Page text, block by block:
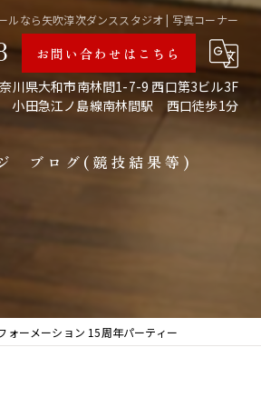
ルなら矢吹淳次ダンススタジオ | 写真コーナー
お問い合わせはこちら
川県大和市南林間1-7-9 西口第3ビル3F
小田急江ノ島線南林間駅 西口徒歩1分
ブログ(競技結果等)
ォーメーション 15周年パーティー